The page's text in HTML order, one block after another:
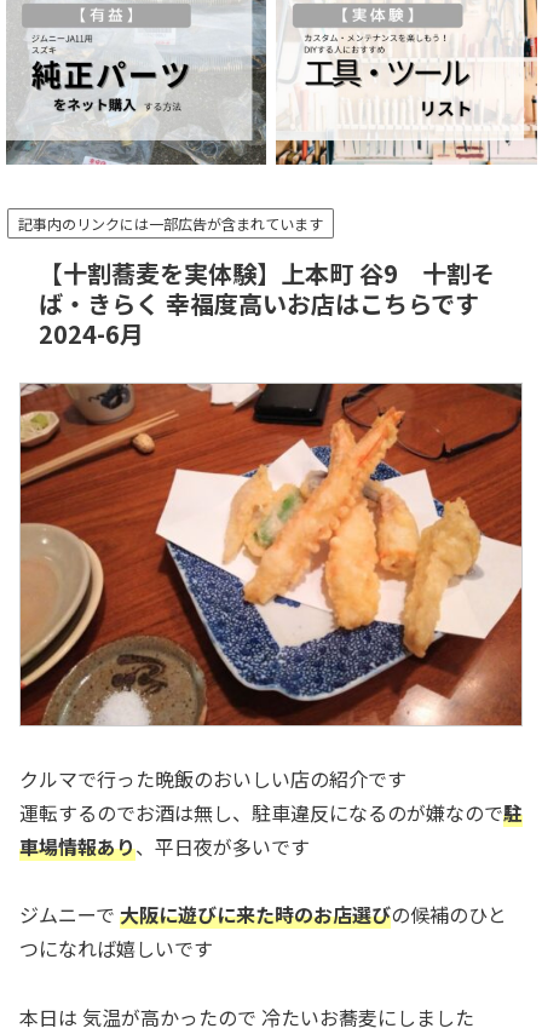
記事内のリンクには一部広告が含まれています
【十割蕎麦を実体験】上本町 谷9 十割そ
ば・きらく 幸福度高いお店はこちらです
2024-6月
クルマで行った晩飯のおいしい店の紹介です
運転するのでお酒は無し、駐車違反になるのが嫌なので駐
車場情報あり、平日夜が多いです
ジムニーで 大阪に遊びに来た時のお店選びの候補のひと
つになれば嬉しいです
本日は 気温が高かったので 冷たいお蕎麦にしました